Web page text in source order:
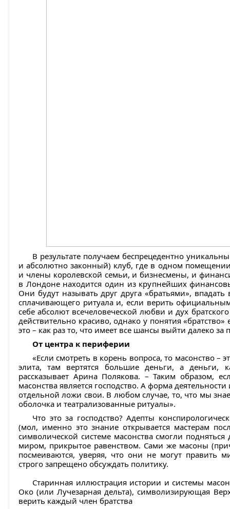
В результате получаем беспрецедентно
и абсолютно законный) клуб, где в одном
и члены королевской семьи, и бизнесмены, и
в Лондоне находится один из крупнейших
Они будут называть друг друга «братьями»,
сплачивающего ритуала и, если верить
себе абсолют всечеловеческой любви и дух
действительно красиво, однако у понятия «братство»
это – как раз то, что имеет все шансы выйти далеко
От центра к периферии
«Если смотреть в корень вопроса, то масонство –
элита, там вертятся большие деньги, а деньги,
рассказывает Арина Полякова. – Таким образом,
масонства является господство. А форма
отдельной ложи свои. В любом случае, то, что мы
оболочка и театрализованные ритуалы».
Что это за господство? Адепты
(мол, именно это знание открывается мастерам
символической системе масонства смогли
миром, прикрытое равенством. Сами же масоны
посмеиваются, уверяя, что они не могут править
строго запрещено обсуждать политику.
Старинная иллюстрация истории и системы
Око (или Лучезарная дельта), символизирующая
верить каждый член братства